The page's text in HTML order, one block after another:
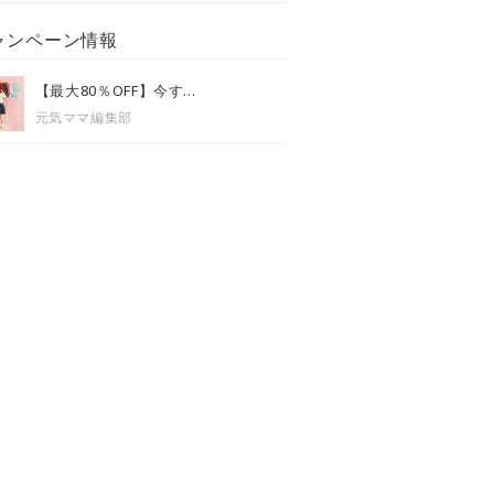
ンペーン情報
【最大80％OFF】今す...
元気ママ編集部